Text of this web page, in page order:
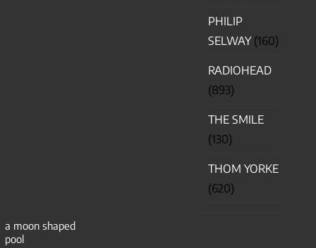
PHILIP
SELWAY(160)
RADIOHEAD
(893)
THE SMILE
(130)
THOM YORKE
(620)
a moon shaped
pool